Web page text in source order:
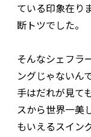
ている印象在り
断トツでした。
そんなシェフラ
ングじゃない
手はだれが見て
スから世界一美
もいえるスイン